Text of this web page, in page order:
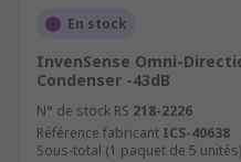
En stock
InvenSense Omni-
Condenser -43dB
N° de stock RS 218-2226
Référence fabricant ICS-40638
Sous-total (1 paquet de 5 unités)